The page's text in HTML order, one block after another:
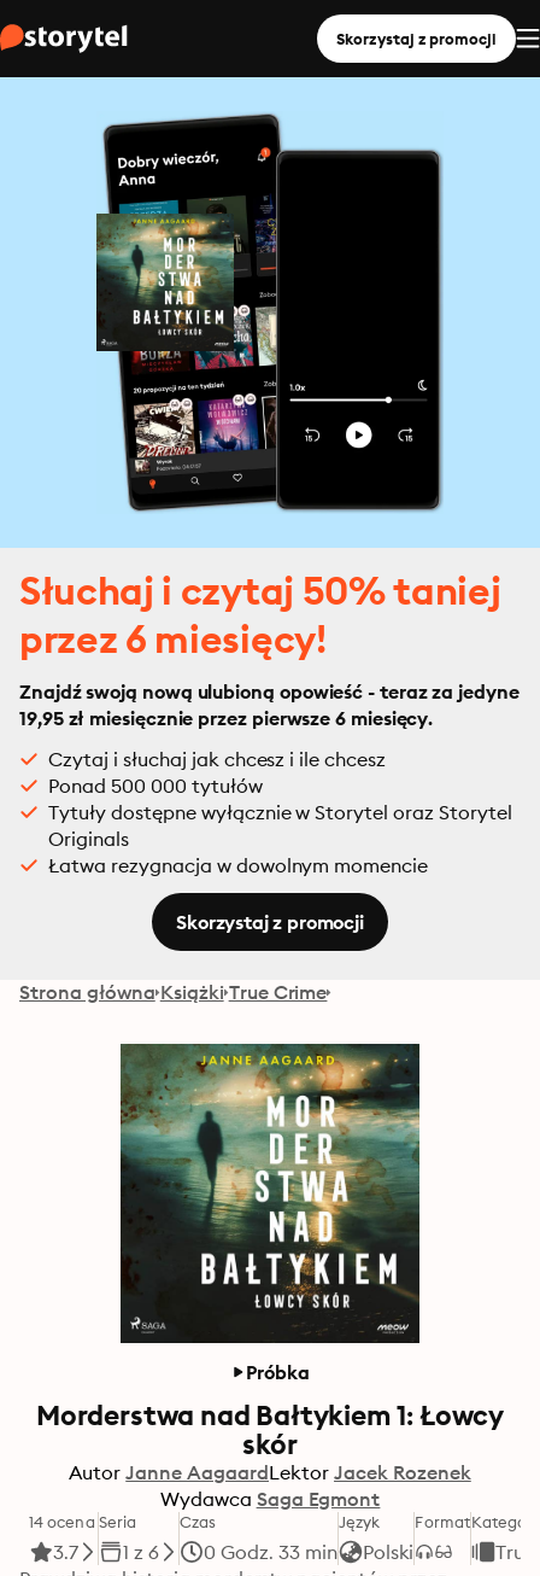
Skorzystaj z promocji
Słuchaj i czytaj 50% taniej
przez 6 miesięcy!
Znajdź swoją nową ulubioną opowieść - teraz za jedyne
19,95 zł miesięcznie przez pierwsze 6 miesięcy.
Czytaj i słuchaj jak chcesz i ile chcesz
Ponad 500 000 tytułów
Tytuły dostępne wyłącznie w Storytel oraz Storytel
Originals
Łatwa rezygnacja w dowolnym momencie
Skorzystaj z promocji
Strona główna Książki True Crime
Próbka
Morderstwa nad Bałtykiem 1: Łowcy
skór
Autor Janne AagaardLektor Jacek Rozenek
Wydawca Saga Egmont
14 ocena
3.7
Seria
1 z 6
Czas
0 Godz. 33 min
Język
Polski
Format